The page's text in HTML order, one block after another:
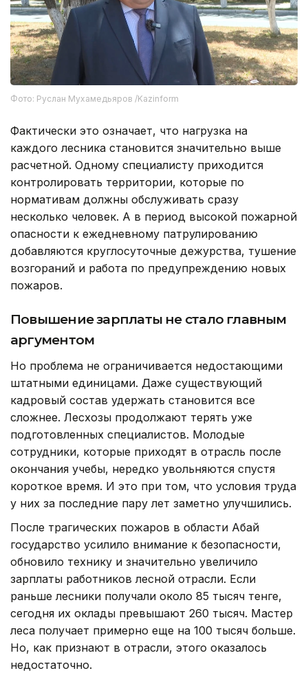
Фото: Руслан Мухамедьяров /Kazinform
Фактически это означает, что нагрузка на
каждого лесника становится значительно выше
расчетной. Одному специалисту приходится
контролировать территории, которые по
нормативам должны обслуживать сразу
несколько человек. А в период высокой пожарной
опасности к ежедневному патрулированию
добавляются круглосуточные дежурства, тушение
возгораний и работа по предупреждению новых
пожаров.
Повышение зарплаты не стало главным
аргументом
Но проблема не ограничивается недостающими
штатными единицами. Даже существующий
кадровый состав удержать становится все
сложнее. Лесхозы продолжают терять уже
подготовленных специалистов. Молодые
сотрудники, которые приходят в отрасль после
окончания учебы, нередко увольняются спустя
короткое время. И это при том, что условия труда
у них за последние пару лет заметно улучшились.
После трагических пожаров в области Абай
государство усилило внимание к безопасности,
обновило технику и значительно увеличило
зарплаты работников лесной отрасли. Если
раньше лесники получали около 85 тысяч тенге,
сегодня их оклады превышают 260 тысяч. Мастер
леса получает примерно еще на 100 тысяч больше.
Но, как признают в отрасли, этого оказалось
недостаточно.